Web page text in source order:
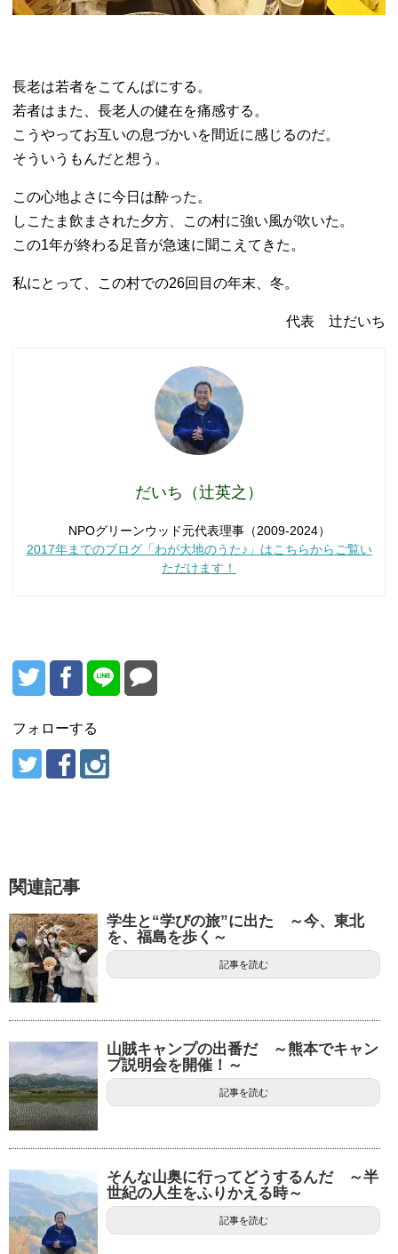
長老は若者をこてんぱにする。
若者はまた、長老人の健在を痛感する。
こうやってお互いの息づかいを間近に感じるのだ。
そういうもんだと想う。
この心地よさに今日は酔った。
しこたま飲まされた夕方、この村に強い風が吹いた。
この1年が終わる足音が急速に聞こえてきた。
私にとって、この村での26回目の年末、冬。
代表 辻だいち
だいち（辻英之）
NPOグリーンウッド元代表理事（2009-2024）
2017年までのブログ「わが大地のうた♪」はこちらからご覧い
ただけます！
フォローする
関連記事
学生と“学びの旅”に出た ～今、東北
を、福島を歩く～
記事を読む
山賊キャンプの出番だ ～熊本でキャン
プ説明会を開催！～
記事を読む
そんな山奥に行ってどうするんだ ～半
世紀の人生をふりかえる時～
記事を読む